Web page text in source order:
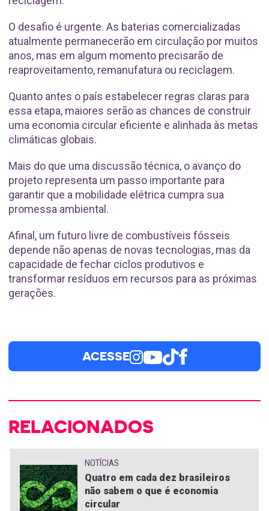
O desafio é urgente. As baterias comercializadas
atualmente permanecerão em circulação por muitos
anos, mas em algum momento precisarão de
reaproveitamento, remanufatura ou reciclagem.
Quanto antes o país estabelecer regras claras para
essa etapa, maiores serão as chances de construir
uma economia circular eficiente e alinhada às metas
climáticas globais.
Mais do que uma discussão técnica, o avanço do
projeto representa um passo importante para
garantir que a mobilidade elétrica cumpra sua
promessa ambiental.
Afinal, um futuro livre de combustíveis fósseis
depende não apenas de novas tecnologias, mas da
capacidade de fechar ciclos produtivos e
transformar resíduos em recursos para as próximas
gerações.
ACESSE
RELACIONADOS
NOTÍCIAS
Quatro em cada dez brasileiros
não sabem o que é economia
circular